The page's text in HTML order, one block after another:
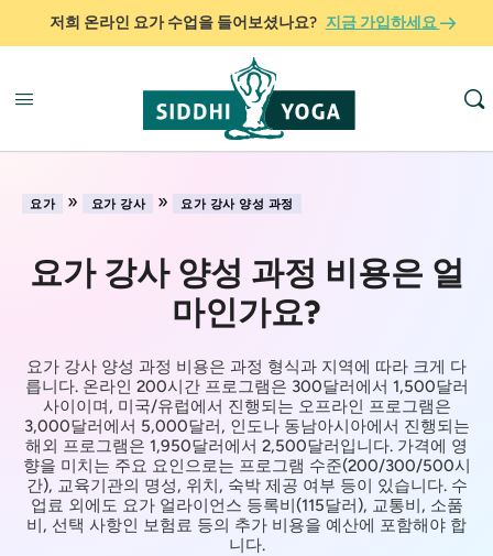
저희 온라인 요가 수업을 들어보셨나요? 지금 가입하세요
요가 » 요가 강사 » 요가 강사 양성 과정
요가 강사 양성 과정 비용은 얼
마인가요?
요가 강사 양성 과정 비용은 과정 형식과 지역에 따라 크게 다
릅니다. 온라인 200시간 프로그램은 300달러에서 1,500달러
사이이며, 미국/유럽에서 진행되는 오프라인 프로그램은
3,000달러에서 5,000달러, 인도나 동남아시아에서 진행되는
해외 프로그램은 1,950달러에서 2,500달러입니다. 가격에 영
향을 미치는 주요 요인으로는 프로그램 수준(200/300/500시
간), 교육기관의 명성, 위치, 숙박 제공 여부 등이 있습니다. 수
업료 외에도 요가 얼라이언스 등록비(115달러), 교통비, 소품
비, 선택 사항인 보험료 등의 추가 비용을 예산에 포함해야 합
니다.